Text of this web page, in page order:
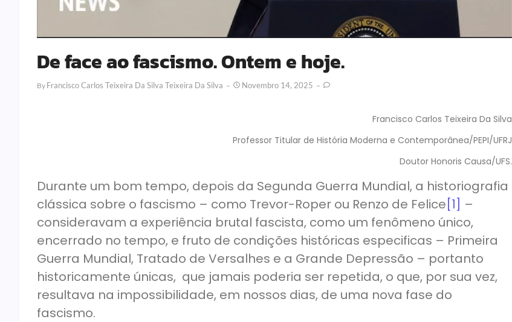
De face ao fascismo. Ontem e hoje.
By Francisco Carlos Teixeira Da Silva Teixeira Da Silva Novembro 14, 2025
Francisco Carlos Teixeira Da Silva
Professor Titular de História Moderna e Contemporânea/PEPI/UFRJ
Doutor Honoris Causa/UFS.
Durante um bom tempo, depois da Segunda Guerra Mundial, a historiografia
clássica sobre o fascismo – como Trevor-Roper ou Renzo de Felice [1] –
consideravam a experiência brutal fascista, como um fenômeno único,
encerrado no tempo, e fruto de condições históricas especificas – Primeira
Guerra Mundial, Tratado de Versalhes e a Grande Depressão – portanto
historicamente únicas, que jamais poderia ser repetida, o que, por sua vez,
resultava na impossibilidade, em nossos dias, de uma nova fase do
fascismo.